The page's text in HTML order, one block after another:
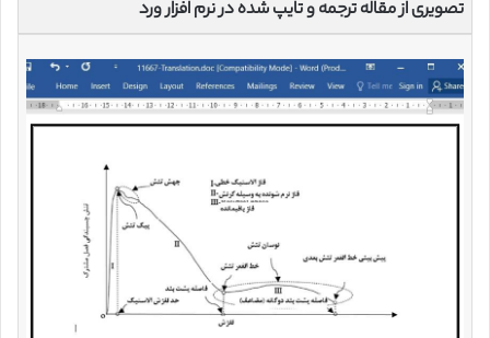
تصویری از مقاله ترجمه و تایپ شده در نرم افزار ورد